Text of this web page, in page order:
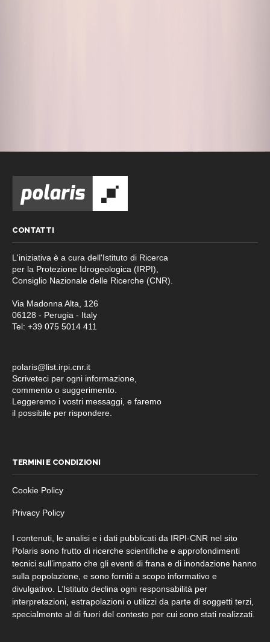
CONTATTI
L'iniziativa è a cura dell'Istituto di Ricerca
per la Protezione Idrogeologica (IRPI),
Consiglio Nazionale delle Ricerche (CNR).
Via Madonna Alta, 126
06128 - Perugia - Italy
Tel: +39 075 5014 411
polaris@list.irpi.cnr.it
Scriveteci per ogni informazione,
commento o suggerimento.
Leggeremo i vostri messaggi, e faremo
il possibile per rispondere.
TERMINI E CONDIZIONI
Cookie Policy
Privacy Policy
I contenuti, le analisi e i dati pubblicati da IRPI-CNR nel sito
Polaris sono frutto di ricerche scientifiche e approfondimenti
tecnici sull’impatto che gli eventi di frana e di inondazione hanno
sulla popolazione, e sono forniti a scopo informativo e
divulgativo. L’Istituto declina ogni responsabilità per
interpretazioni, estrapolazioni o utilizzi da parte di soggetti terzi,
specialmente al di fuori del contesto per cui sono stati realizzati.